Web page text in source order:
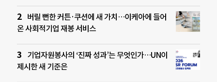
버릴 뻔한 커튼·쿠션에 새 가치…이케아에 들어
온 사회적기업 재봉 서비스
기업자원봉사의 ‘진짜 성과’는 무엇인가…UN이
제시한 새 기준은